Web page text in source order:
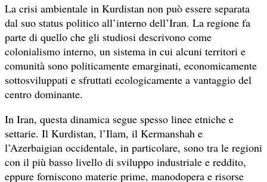
La crisi ambientale in Kurdistan non può essere separata
dal suo status politico all’interno dell’Iran. La regione fa
parte di quello che gli studiosi descrivono come
colonialismo interno, un sistema in cui alcuni territori e
comunità sono politicamente emarginati, economicamente
sottosviluppati e sfruttati ecologicamente a vantaggio del
centro dominante.
In Iran, questa dinamica segue spesso linee etniche e
settarie. Il Kurdistan, l’Ilam, il Kermanshah e
l’Azerbaigian occidentale, in particolare, sono tra le regioni
con il più basso livello di sviluppo industriale e reddito,
eppure forniscono materie prime, manodopera e risorse